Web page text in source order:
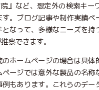
』など、想定外の検索キー
。ブログ記事や制作実績ペ
なって、多様なニーズを持
察できます。
ホームページの場合は具体
ページでは意外な製品の名称
例もあります。これらのデー